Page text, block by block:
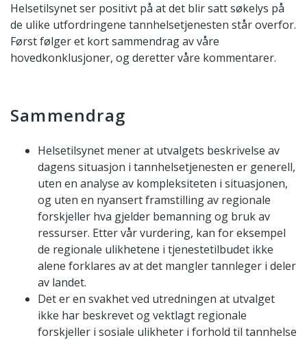
Helsetilsynet ser positivt på at det blir satt søkelys på
de ulike utfordringene tannhelsetjenesten står overfor.
Først følger et kort sammendrag av våre
hovedkonklusjoner, og deretter våre kommentarer.
Sammendrag
Helsetilsynet mener at utvalgets beskrivelse av
dagens situasjon i tannhelsetjenesten er generell,
uten en analyse av kompleksiteten i situasjonen,
og uten en nyansert framstilling av regionale
forskjeller hva gjelder bemanning og bruk av
ressurser. Etter vår vurdering, kan for eksempel
de regionale ulikhetene i tjenestetilbudet ikke
alene forklares av at det mangler tannleger i deler
av landet.
Det er en svakhet ved utredningen at utvalget
ikke har beskrevet og vektlagt regionale
forskjeller i sosiale ulikheter i forhold til tannhelse